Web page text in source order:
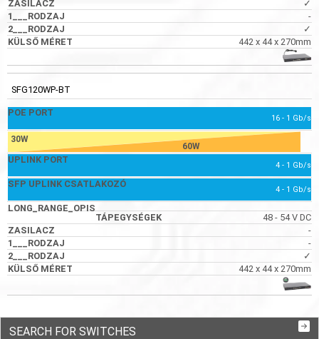
✓
-
✓
442 x 44 x 270mm
SFG120WP-BT
16 - 1 Gb/s
30W
60W
4 - 1 Gb/s
4 - 1 Gb/s
48 - 54 V DC
-
-
✓
442 x 44 x 270mm
SEARCH FOR SWITCHES